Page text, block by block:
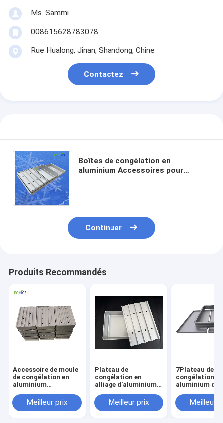
Ms. Sammi
008615628783078
Rue Hualong, Jinan, Shandong, Chine
Contactez
Boîtes de congélation en
aluminium Accessoires pour
Continuer
Produits Recommandés
Accessoire de moule
de congélation en
aluminium
écologique pour
équipement de
Meilleur prix
Plateau de
congélation en
alliage d'aluminium
alimentaire
antiadhésif, nouveau
Meilleur prix
7Plateau de
congélation en
aluminium de
de fruits de
Meilleur